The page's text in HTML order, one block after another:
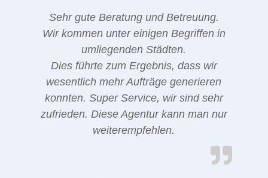
Sehr gute Beratung und Betreuung.
Wir kommen unter einigen Begriffen in
umliegenden Städten.
Dies führte zum Ergebnis, dass wir
wesentlich mehr Aufträge generieren
konnten. Super Service, wir sind sehr
zufrieden. Diese Agentur kann man nur
weiterempfehlen.